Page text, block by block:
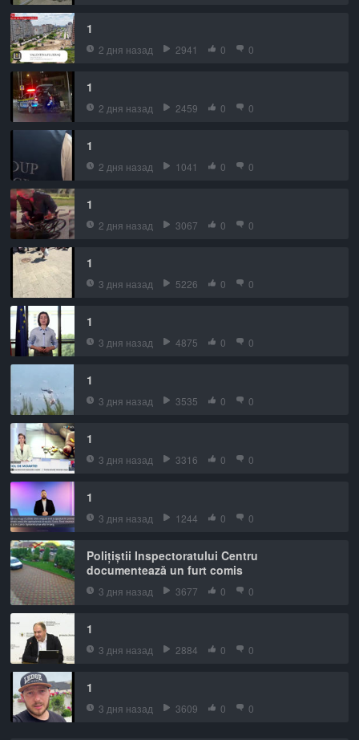
1
2 дня назад 2941 0 0
1
2 дня назад 2459 0 0
1
2 дня назад 1041 0 0
1
2 дня назад 3067 0 0
1
3 дня назад 5226 0 0
1
3 дня назад 4875 0 0
1
3 дня назад 3535 0 0
1
3 дня назад 3316 0 0
1
3 дня назад 1244 0 0
Polițiștii Inspectoratului Centru
documentează un furt comis
3 дня назад 3677 0 0
1
3 дня назад 2884 0 0
1
3 дня назад 3609 0 0